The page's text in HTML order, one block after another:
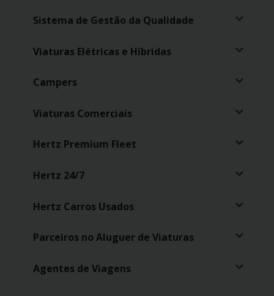
PT/PT
Ajuda
Carrinhas
Carros
Premium
Produtos
Serviços
Campers
Sistema de Gestão da Qualidade
Viaturas Elétricas e Híbridas
Campers
Viaturas Comerciais
Hertz Premium Fleet
Hertz 24/7
Hertz Carros Usados
Parceiros no Aluguer de Viaturas
Agentes de Viagens